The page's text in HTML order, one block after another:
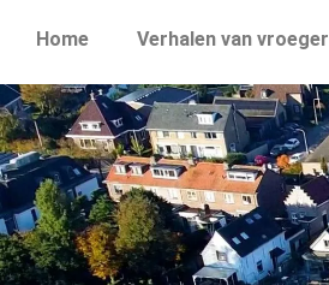
Home Verhalen van vroeger